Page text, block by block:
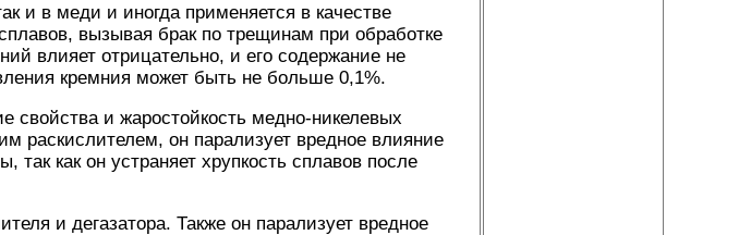
и в меди и иногда применяется в качестве
вызывая брак по трещинам при обработке
влияет отрицательно, и его содержание не
кремния может быть не больше 0,1%.
свойства и жаростойкость медно-никелевых
раскислителем, он парализует вредное влияние
как он устраняет хрупкость сплавов после
и дегазатора. Также он парализует вредное